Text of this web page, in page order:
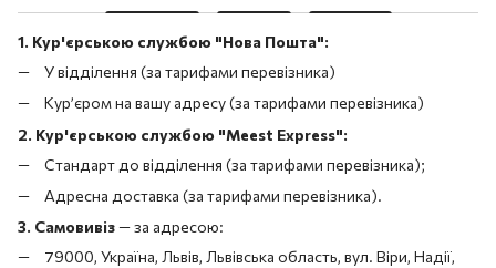
1. Кур'єрською службою "Нова Пошта":
У відділення (за тарифами перевізника)
Кур’єром на вашу адресу (за тарифами перевізника)
2. Кур'єрською службою "Meest Express":
Стандарт до відділення (за тарифами перевізника);
Адресна доставка (за тарифами перевізника).
3. Самовивіз—за адресою:
79000, Україна, Львів, Львівська область, вул. Віри, Надії,